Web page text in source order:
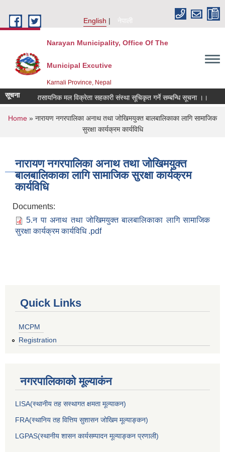
English
नेपाली
Narayan Municipality, Office Of The
Municipal Excutive
Karnali Province, Nepal
सूचना
अनुदानको रासायनिक मल विक्रेता सहकारी संस्था सूचिकृत गर्ने सम्बन्धि सूचना ।।
You are here
Home » नारायण नगरपालिका अनाथ तथा जोखिमयुक्त बालबालिकाका लागि सामाजिक
सुरक्षा कार्यक्रम कार्यविधि
नारायण नगरपालिका अनाथ तथा जोखिमयुक्त
बालबालिकाका लागि सामाजिक सुरक्षा कार्यक्रम
कार्यविधि
Documents:
5.न पा अनाथ तथा जोखिमयुक्त बालबालिकाका लागि सामाजिक
सुरक्षा कार्यक्रम कार्यविधि .pdf
Quick Links
MCPM
Registration
नगरपालिकाकाे मूल्याकंन
LISA(स्थानीय तह सस्थागत क्षमता मूल्याक‌न)
FRA(स्थानिय तह वित्तिय सुशासन जोखिम मूल्याङ्कन)
LGPAS(स्थानीय शासन कार्यसम्पादन मूल्याङ्कन प्रणाली)